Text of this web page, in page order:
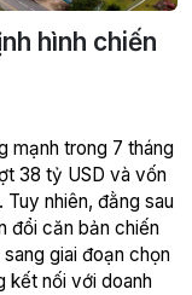
hình chiến
mạnh trong 7 tháng
38 tỷ USD và vốn
nhiên, đằng sau
đổi căn bản chiến
giai đoạn chọn
kết nối với doanh